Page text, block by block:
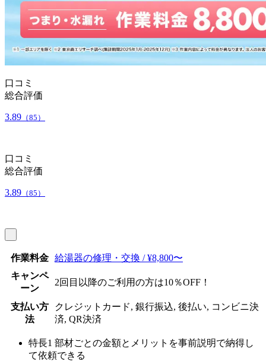
口コミ
総合評価
3.89 （85）
口コミ
総合評価
3.89 （85）
作業料金
給湯器の修理・交換 / ¥8,800〜
キャンペ
ーン
2回目以降のご利用の方は10％OFF！
支払い方
法
クレジットカード, 銀行振込, 後払い, コンビニ決
済, QR決済
特長1 部材ごとの金額とメリットを事前説明で納得し
て依頼できる